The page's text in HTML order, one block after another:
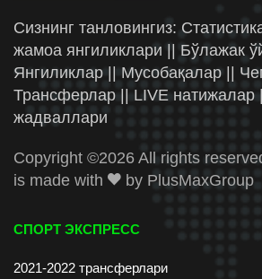
Сизнинг танловингиз:
жамоа янгиликлари || Бўлажак
Янгиликлар || Мусобақалар ||
Трансферлар || LIVE натижалар
жадваллари
Copyright ©2026 All rights
is made with
by PlusMaxGroup
СПОРТ ЭКСПРЕСС
2021-2022 трансферлари